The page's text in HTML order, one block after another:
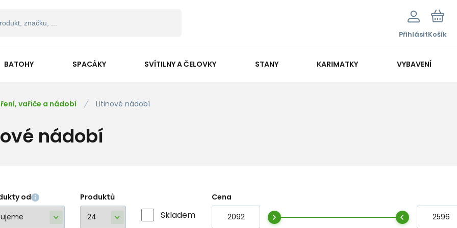
PřihlásitKošík
BATOHY SPACÁKY SVÍTILNY A ČELOVKY STANY KARIMATKY VYBAVENÍ
vařiče a nádobí Litinové nádobí
nádobí
od Produktů
Skladem
Cena